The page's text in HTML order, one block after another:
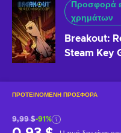
Προσφορά
χρημάτων
Breakout:
Steam Key
ΠΡΟΤΕΙΝΌΜΕΝΗ ΠΡΟΣΦΟΡΆ
9,99 $-91%